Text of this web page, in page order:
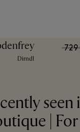
Dirndl
729
seen
|